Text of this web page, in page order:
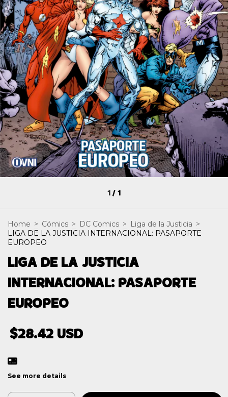
1/1
Home > Cómics > DC Comics > Liga de la Justicia >
LIGA DE LA JUSTICIA INTERNACIONAL: PASAPORTE
EUROPEO
LIGA DE LA JUSTICIA
INTERNACIONAL: PASAPORTE
EUROPEO
$28.42 USD
See more details